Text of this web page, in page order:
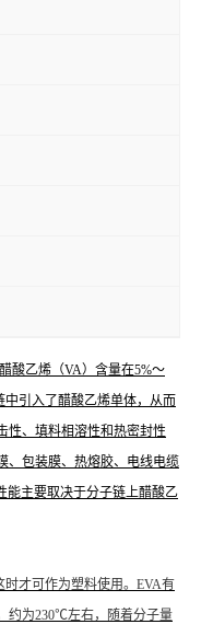
酸乙烯（VA）含量在5%～
中引入了醋酸乙烯单体，从而
性、填料相溶性和热密封性
、 包装膜、 热熔胶、 电线电缆
能主要取决于分子链上醋酸乙
时才可作为塑料使用。EVA有
约为230℃左右，随着分子量